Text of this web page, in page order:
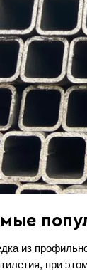
из
при